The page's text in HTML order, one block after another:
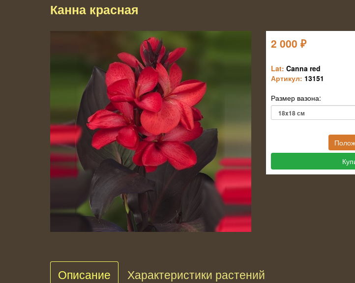
Канна красная
2 000 ₽
Lat: Canna red
Артикул: 13151
Размер вазона:
Описание Характеристики растений